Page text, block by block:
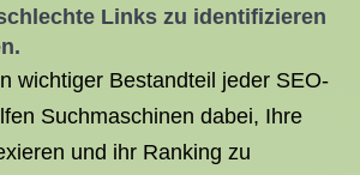
Links zu identifizieren
wichtiger Bestandteil jeder SEO-
Suchmaschinen dabei, Ihre
und ihr Ranking zu